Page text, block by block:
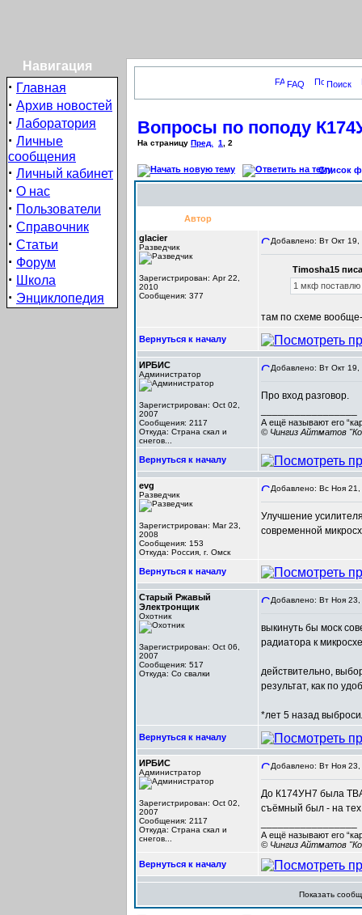
Навигация
· Главная
· Архив новостей
· Лаборатория
· Личные
сообщения
· Личный кабинет
· О нас
· Пользователи
· Справочник
· Статьи
· Форум
· Школа
· Энциклопедия
FAQ Поиск
Вопросы по поподу
На страницу Пред. 1 2
Список
Автор
glacier
Разведчик
Зарегистрирован: Apr 22,
2010
Сообщения: 377
Добавлено: Вт Окт
Timosha15
1 мкф
там по схеме
Вернуться к началу
ИРБИС
Администратор
Зарегистрирован: Oct 02,
2007
Сообщения: 2117
Откуда: Cтрана скал и
снегов...
Добавлено: Вт Окт
Про вход разговор.
А ещё называют его
© Чингиз Айтматов
Вернуться к началу
evg
Разведчик
Зарегистрирован: Mar 23,
2008
Сообщения: 153
Откуда: Россия, г. Омск
Добавлено: Вс Ноя
Улучшение
современной
Вернуться к началу
Старый Ржавый
Электронщик
Охотник
Зарегистрирован: Oct 06,
2007
Сообщения: 517
Откуда: Со свалки
Добавлено: Вт Ноя
выкинуть бы моск
радиатора к
действительно,
результат, как по
*лет 5 назад
Вернуться к началу
ИРБИС
Администратор
Зарегистрирован: Oct 02,
2007
Сообщения: 2117
Откуда: Cтрана скал и
снегов...
Добавлено: Вт Ноя
До К174УН7 была
съёмный был - на
А ещё называют его
© Чингиз Айтматов
Вернуться к началу
Показать